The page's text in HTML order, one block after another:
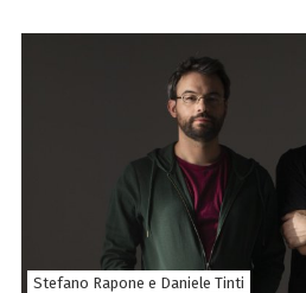
Stefano Rapone e Daniele Tinti